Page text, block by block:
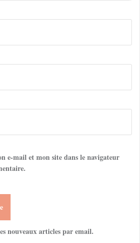
e-mail et mon site dans le navigateur
nouveaux articles par email.